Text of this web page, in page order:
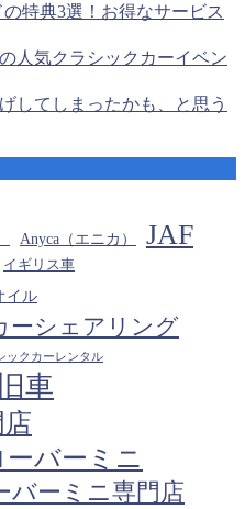
特典3選！お得なサービス
人気クラシックカーイベン
してしまったかも、と思う
Anyca（エニカ） JAF
イギリス車
イル
ーシェアリング
ックカーレンタル
車
バーミニ
バーミニ専門店